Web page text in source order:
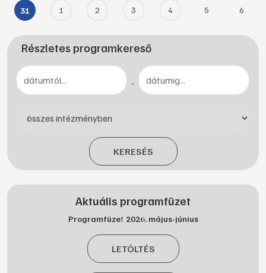
31 1 2 3 4 5 6
Részletes programkereső
-
KERESÉS
Aktuális programfüzet
Programfüzet 2026. május-június
LETÖLTÉS